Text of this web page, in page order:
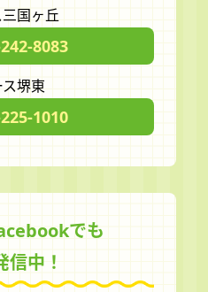
国ヶ丘
8083
ス堺東
1010
でも
信中！